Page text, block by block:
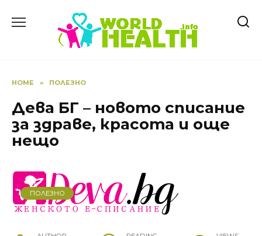
HOME » ПОЛЕЗНО
Дева БГ – новото списание
за здраве, красота и още
нещо
ПОЛЕЗНО